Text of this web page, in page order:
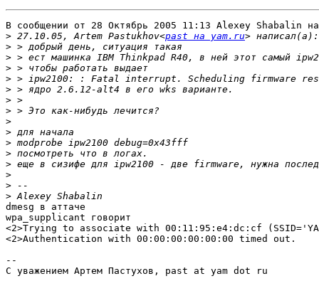
В сообщении от 28 Октябрь 2005 11:13 Alexey Shabalin
> 27.10.05, Artem Pastukhov<past на yam.ru
>
>
>
>
>
>
>
>
>
>
>
>
>
>
>
dmesg в аттаче
wpa_supplicant говорит
<2>Trying to associate with 00:11:95:e4:dc:cf
<2>Authentication with 00:00:00:00:00:00 timed out.
--
С уважением Артем Пастухов, past at yam dot ru